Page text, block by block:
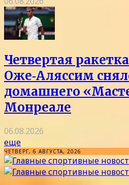
Четвертая
Оже‑Аляссим
домашнего
Монреале
06.08.2026
еще
ЧЕТВЕРГ, 6 АВГУСТА, 2026